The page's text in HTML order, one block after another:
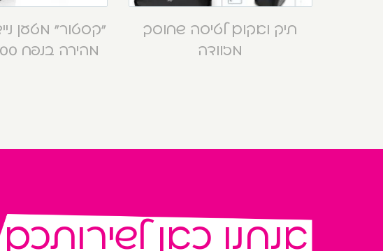
תיק ואקום לטיסה שחוסך
מזוודה
מהירה בנפח 50,000 mAh
אנחנו כאן לשירותכם